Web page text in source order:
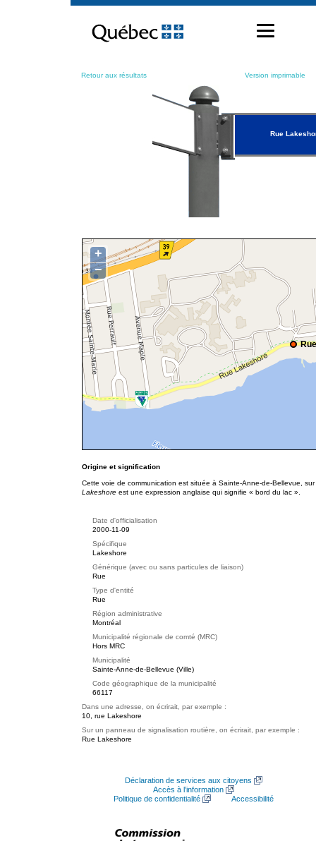
contenu
Retour aux résultats Version imprimable
Rue
+
−
Origine et signification
Cette voie de communication est située à Sainte-Anne-de-Bellevue,
Lakeshore est une expression anglaise qui signifie « bord du lac ».
Date d'officialisation
2000-11-09
Spécifique
Lakeshore
Générique (avec ou sans particules de liaison)
Rue
Type d'entité
Rue
Région administrative
Montréal
Municipalité régionale de comté (MRC)
Hors MRC
Municipalité
Sainte-Anne-de-Bellevue (Ville)
Code géographique de la municipalité
66117
Dans une adresse, on écrirait, par exemple :
10, rue Lakeshore
Sur un panneau de signalisation routière, on écrirait, par exemple :
Rue Lakeshore
Déclaration de services aux citoyens
Accès à l’information
Politique de confidentialité
Accessibilité